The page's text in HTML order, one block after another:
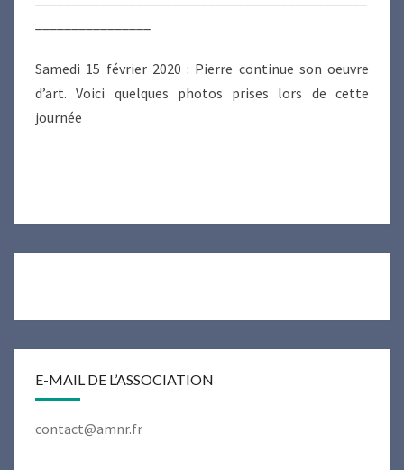
Samedi 15 février 2020 : Pierre continue son oeuvre
d’art. Voici quelques photos prises lors de cette
journée
E-MAIL DE L’ASSOCIATION
contact@amnr.fr